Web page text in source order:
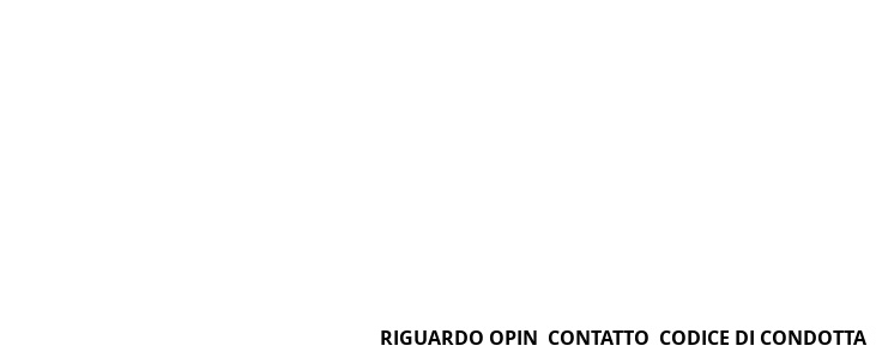
RIGUARDO OPIN CONTATTO CODICE DI CONDOTTA